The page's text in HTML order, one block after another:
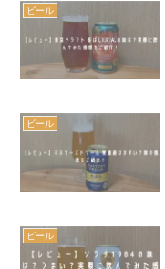
ビール
ビール
ビール